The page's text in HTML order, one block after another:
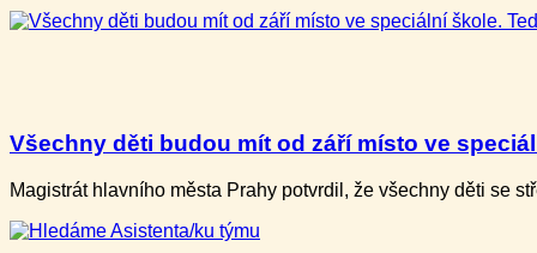
Všechny děti budou mít od září místo ve
Magistrát hlavního města Prahy potvrdil, že všechny děti​ se